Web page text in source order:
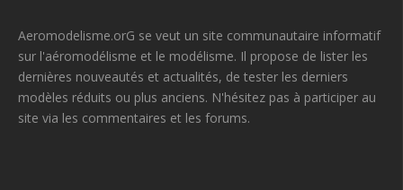
Aeromodelisme.orG se veut un site communautaire informatif
sur l'aéromodélisme et le modélisme. Il propose de lister les
dernières nouveautés et actualités, de tester les derniers
modèles réduits ou plus anciens. N'hésitez pas à participer au
site via les commentaires et les forums.